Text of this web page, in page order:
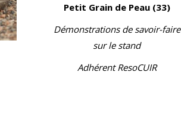
Petit Grain de Peau (33)
Démonstrations de savoir-faire
sur le stand
Adhérent ResoCUIR